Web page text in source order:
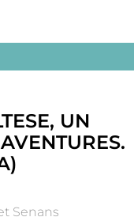
UN
Senans